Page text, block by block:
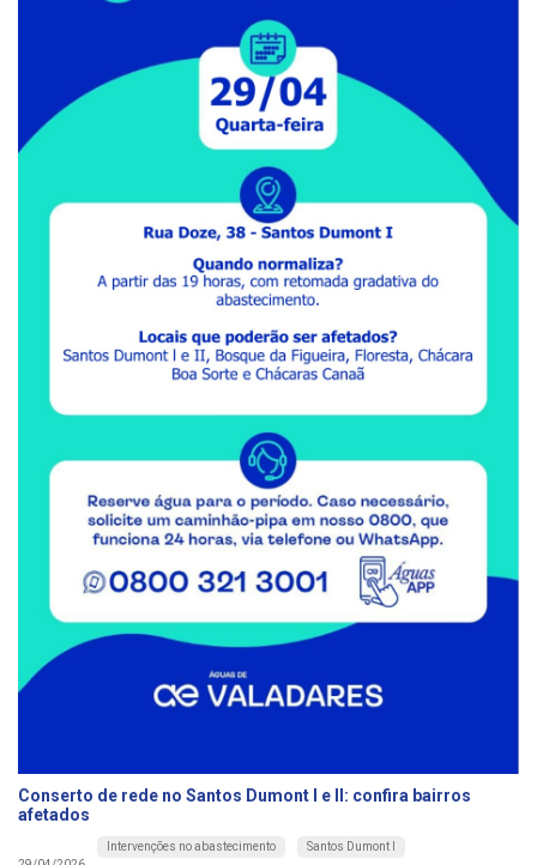
Conserto de rede no Santos Dumont I e II: confira bairros
afetados
Intervenções no abastecimento Santos Dumont I